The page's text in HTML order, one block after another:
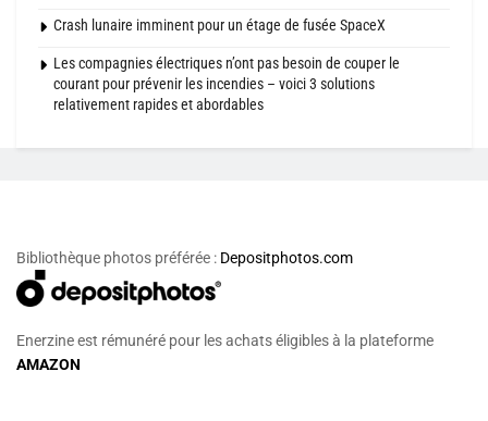
Crash lunaire imminent pour un étage de fusée SpaceX
Les compagnies électriques n’ont pas besoin de couper le
courant pour prévenir les incendies – voici 3 solutions
relativement rapides et abordables
Bibliothèque photos préférée : Depositphotos.com
Enerzine est rémunéré pour les achats éligibles à la plateforme
AMAZON